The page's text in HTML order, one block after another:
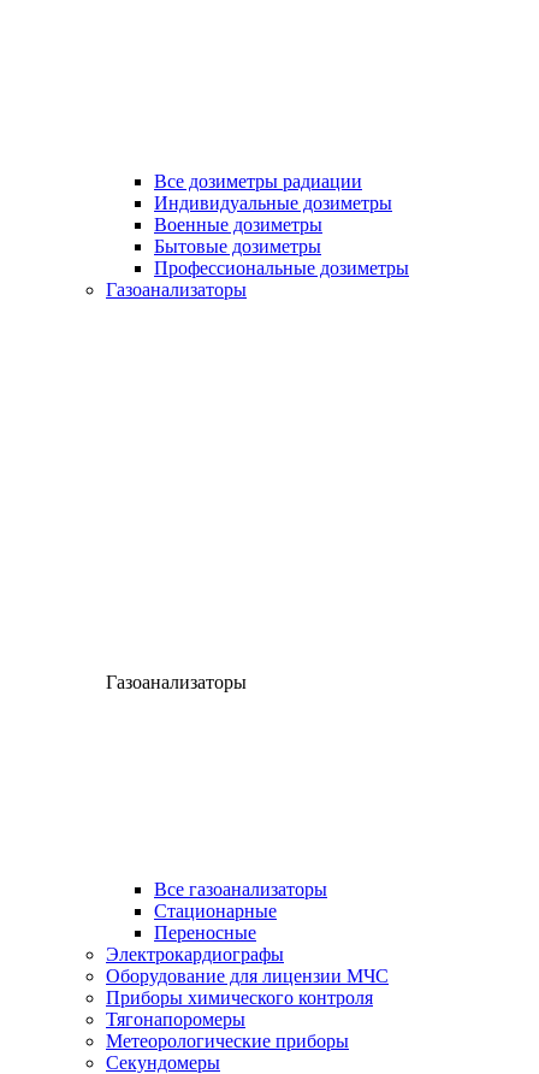
Все дозиметры радиации
Индивидуальные дозиметры
Военные дозиметры
Бытовые дозиметры
Профессиональные дозиметры
Газоанализаторы
Газоанализаторы
Все газоанализаторы
Cтационарные
Переносные
Электрокардиографы
Оборудование для лицензии МЧС
Приборы химического контроля
Тягонапоромеры
Метеорологические приборы
Секундомеры